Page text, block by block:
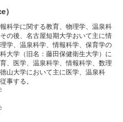
）
科学に関する教育、物理学、温泉科
の後、名古屋短期大学おいて主に情
学、温泉科学、情報科学、保育学の
大学（旧名：藤田保健衛生大学）に
、医学、温泉科学、情報科学、数理
山大学において主に医学、温泉科
事する。